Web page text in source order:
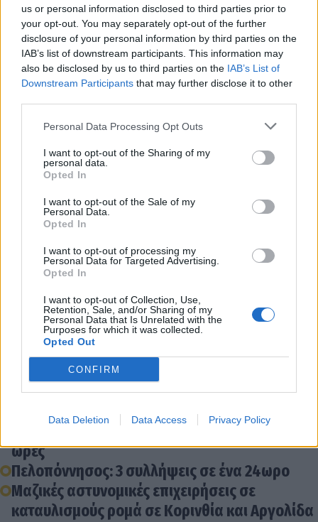
us or personal information disclosed to third parties prior to
your opt-out. You may separately opt-out of the further
disclosure of your personal information by third parties on the
IAB’s list of downstream participants. This information may
also be disclosed by us to third parties on the IAB’s List of
Downstream Participants that may further disclose it to other
Personal Data Processing Opt Outs
I want to opt-out of the Sharing of my
personal data.
Opted In
I want to opt-out of the Sale of my
Personal Data.
Opted In
I want to opt-out of processing my
Personal Data for Targeted Advertising.
Opted In
I want to opt-out of Collection, Use,
Retention, Sale, and/or Sharing of my
Personal Data that Is Unrelated with the
Purposes for which it was collected.
Opted Out
CONFIRM
Data Deletion Data Access Privacy Policy
Οι δράσεις αυτές είναι στοχευμένες και
αποσκοπούν τόσο στην πρόληψη και την
καταστολή της εγκληματικότητας, όσο και στην
εμπέδωση του αισθήματος ασφάλειας των πολιτών,
ενώ θα συνεχιστούν με αμείωτη ένταση και
ενδιαφέρον, σε όλες τις περιοχές της Περιφέρειας
Πελοποννήσου.
Διάβασε σχετικά
Εξι συλλήψεις στην Αρκαδία, απόρροια
αστυνομικών επιχειρήσεων
Άργος: Συλλήψεις για ναρκωτικά - Κατείχαν
ποσότητες κάνναβης
Πελοπόννησος: Επτά συλλήψεις μέσα σε 24
ώρες
Πελοπόννησος: 3 συλλήψεις σε ένα 24ωρο
Μαζικές αστυνομικές επιχειρήσεις σε
καταυλισμούς ρομά σε Κορινθία και Αργολίδα